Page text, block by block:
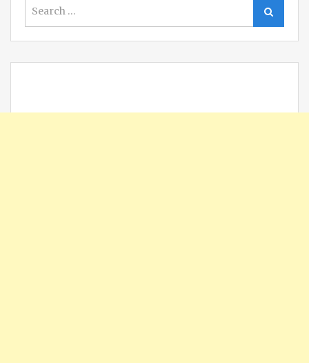
for:
Search